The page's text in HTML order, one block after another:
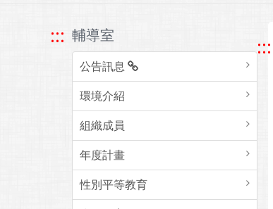
::: 輔導室
公告訊息
環境介紹
組織成員
年度計畫
性別平等教育
:::